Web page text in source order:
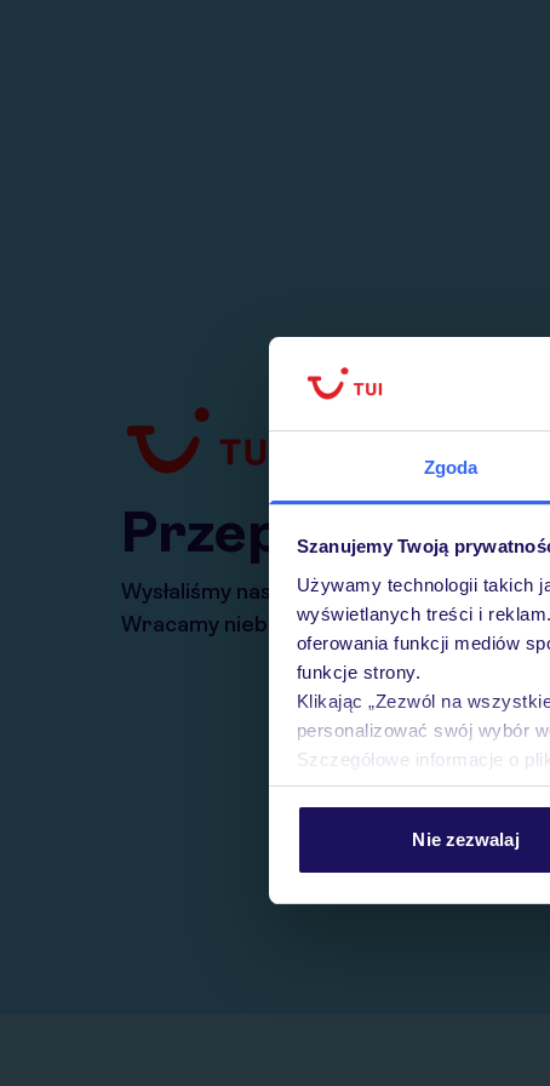
Zgoda
Szanujemy Twoją
Używamy technologii takich
wyświetlanych treści i
oferowania funkcji mediów
funkcje strony.
Klikając „Zezwól na
personalizować swój wybór
Szczegółowe informacje o
Nie zezwalaj
Przepraszamy
Wysłaliśmy nasz serwis na krótkie
Wracamy niebawem!